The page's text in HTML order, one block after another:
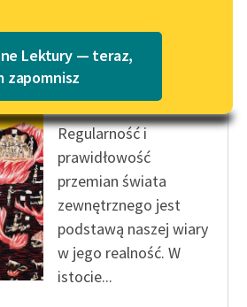
dla
i
Katalog w formacie PDF
Lektury — teraz,
zapomnisz
Bolesław Miciński
Podróże do piekieł
Regularność i
prawidłowość
przemian świata
zewnętrznego jest
podstawą naszej wiary
w jego realność. W
istocie...